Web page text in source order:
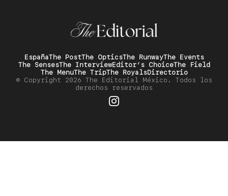
EspañaThe PostThe OpticsThe RunwayThe Events
The SensesThe InterviewEditor’s ChoiceThe Field
The MenuThe TripThe RoyalsDirectorio
© Copyright 2026 The Editorial México. Todos los
derechos reservados